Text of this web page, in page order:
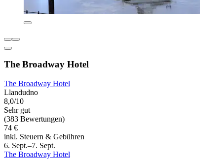
The Broadway Hotel
The Broadway Hotel
Llandudno
8,0/10
Sehr gut
(383 Bewertungen)
74 €
inkl. Steuern & Gebühren
6. Sept.–7. Sept.
The Broadway Hotel